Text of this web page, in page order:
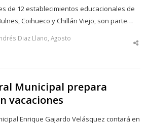
de 12 establecimientos educacionales de
Coihueco y Chillán Viejo, son parte…
Diaz Llano, Agosto
Municipal prepara
vacaciones
Enrique Gajardo Velásquez contará en